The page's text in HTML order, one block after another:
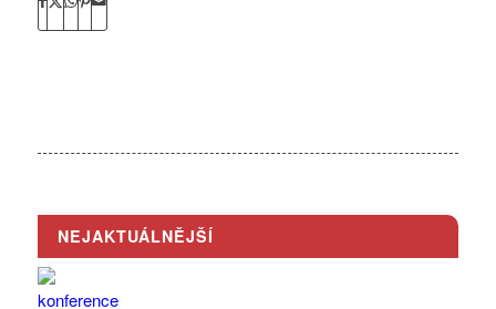
NEJAKTUÁLNĚJŠÍ